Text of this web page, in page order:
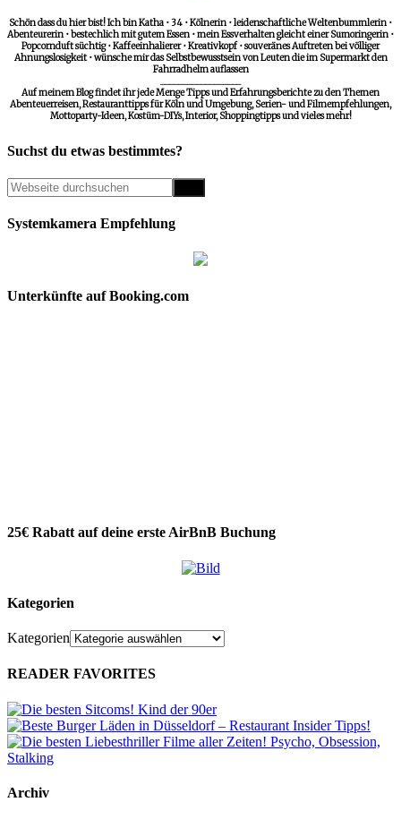
Schön dass du hier bist! Ich bin Katha • 34 • Kölnerin • leidenschaftliche Weltenbummlerin •
Abenteurerin • bestechlich mit gutem Essen • mein Essverhalten gleicht einer Sumoringerin •
Popcornduft süchtig • Kaffeeinhalierer • Kreativkopf • souveränes Auftreten bei völliger
Ahnungslosigkeit • wünsche mir das Selbstbewusstsein von Leuten die im Supermarkt den
Fahrradhelm auflassen
__________________
Auf meinem Blog findet ihr jede Menge Tipps und Erfahrungsberichte zu den Themen
Abenteuerreisen, Restauranttipps für Köln und Umgebung, Serien- und Filmempfehlungen,
Mottoparty-Ideen, Kostüm-DIYs, Interior, Shoppingtipps und vieles mehr!
Suchst du etwas bestimmtes?
Systemkamera Empfehlung
Unterkünfte auf Booking.com
25€ Rabatt auf deine erste AirBnB Buchung
Kategorien
Kategorien
READER FAVORITES
Archiv